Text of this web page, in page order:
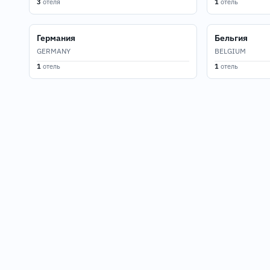
3 отеля 1отель
Германия
GERMANY
1 отель
Бельгия
BELGIUM
1отель